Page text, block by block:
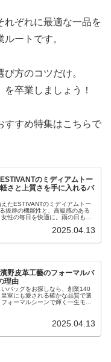
れぞれに最適な一品を
ートです。
方のコツだけ。
卒業しましょう！
すすめ特集はこちらで
のミディアムトー
さと上質さを手に入れるバ
えたESTIVANTのミディアムトー
抜群の機能性と、高級感のある
性の毎日を快適に。雨の日も安
2025.04.13
野皮革工藝のフォーマルバ
理由
いバッグをお探しなら、創業140
室にも愛される確かな品質で選
ォーマルシーンで輝く一生モノ
2025.04.13